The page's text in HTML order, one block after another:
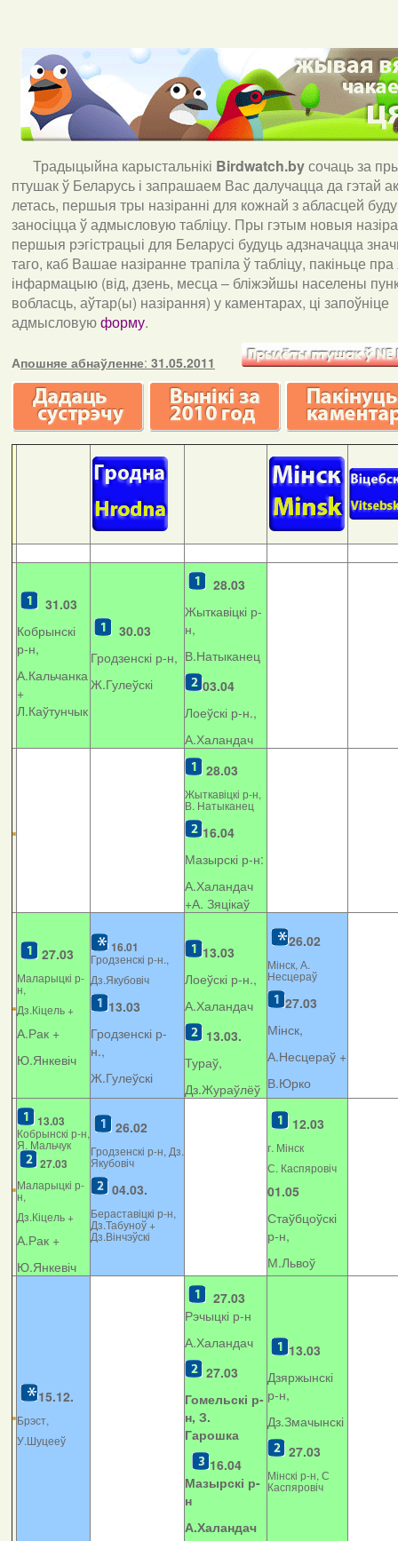
Традыцыйна карыстальнікі Birdwatch.byсочаць за
птушак ў Беларусь і запрашаем Вас далучацца да гэтай
летась, першыя тры назіранні для кожнай з абласцей
заносіцца ў адмысловую табліцу. Пры гэтым новыя
першыя рэгістрацыі для Беларусі будуць адзначацца
таго, каб Вашае назіранне трапіла ў табліцу, пакіньце пра
інфармацыю (від, дзень, месца – бліжэйшы населены
вобласць, аўтар(ы) назірання) у каментарах, ці запоўніце
адмысловуюформу.
Апошняе абнаўленне: 31.05.2011
31.03
Кобрынскі
р-н,
А.Кальчанка
+
Л.Каўтунчык
30.03
Гродзенскі р-н,
Ж.Гулеўскі
28.03
Жыткавіцкі р-
н,
В.Натыканец
03.04
Лоеўскі р-н.,
А.Халандач
28.03
Жыткавіцкі р-н,
В. Натыканец
16.04
Мазырскі р-н:
А.Халандач
+А. Зяцікаў
27.03
Маларыцкі р-
н,
Дз.Кіцель +
А.Рак +
Ю.Янкевіч
16.01
Гродзенскі р-н.,
Дз.Якубовіч
13.03
Гродзенскі р-
н.,
Ж.Гулеўскі
13.03
Лоеўскі р-н.,
А.Халандач
13.03.
Тураў,
Дз.Жураўлёў
26.02
Мінск, А.
Несцераў
27.03
Мінск,
А.Несцераў +
В.Юрко
13.03
Кобрынскі р-н,
Я. Мальчук
27.03
Маларыцкі р-
н,
Дз.Кіцель +
А.Рак +
Ю.Янкевіч
26.02
Гродзенскі р-н, Дз.
Якубовіч
04.03.
Бераставіцкі р-н,
Дз.Табуноў +
Дз.Вінчэўскі
12.03
г. Мінск
С. Каспяровіч
01.05
Стаўбцоўскі
р-н,
М.Львоў
15.12.
Брэст,
У.Шуцееў
27.03
Рэчыцкі р-н
А.Халандач
27.03
Гомельскі р-
н, З.
Гарошка
16.04
Мазырскі р-
н
А.Халандач
13.03
Дзяржынскі
р-н,
Дз.Змачынскі
27.03
Мінскі р-н, С
Каспяровіч